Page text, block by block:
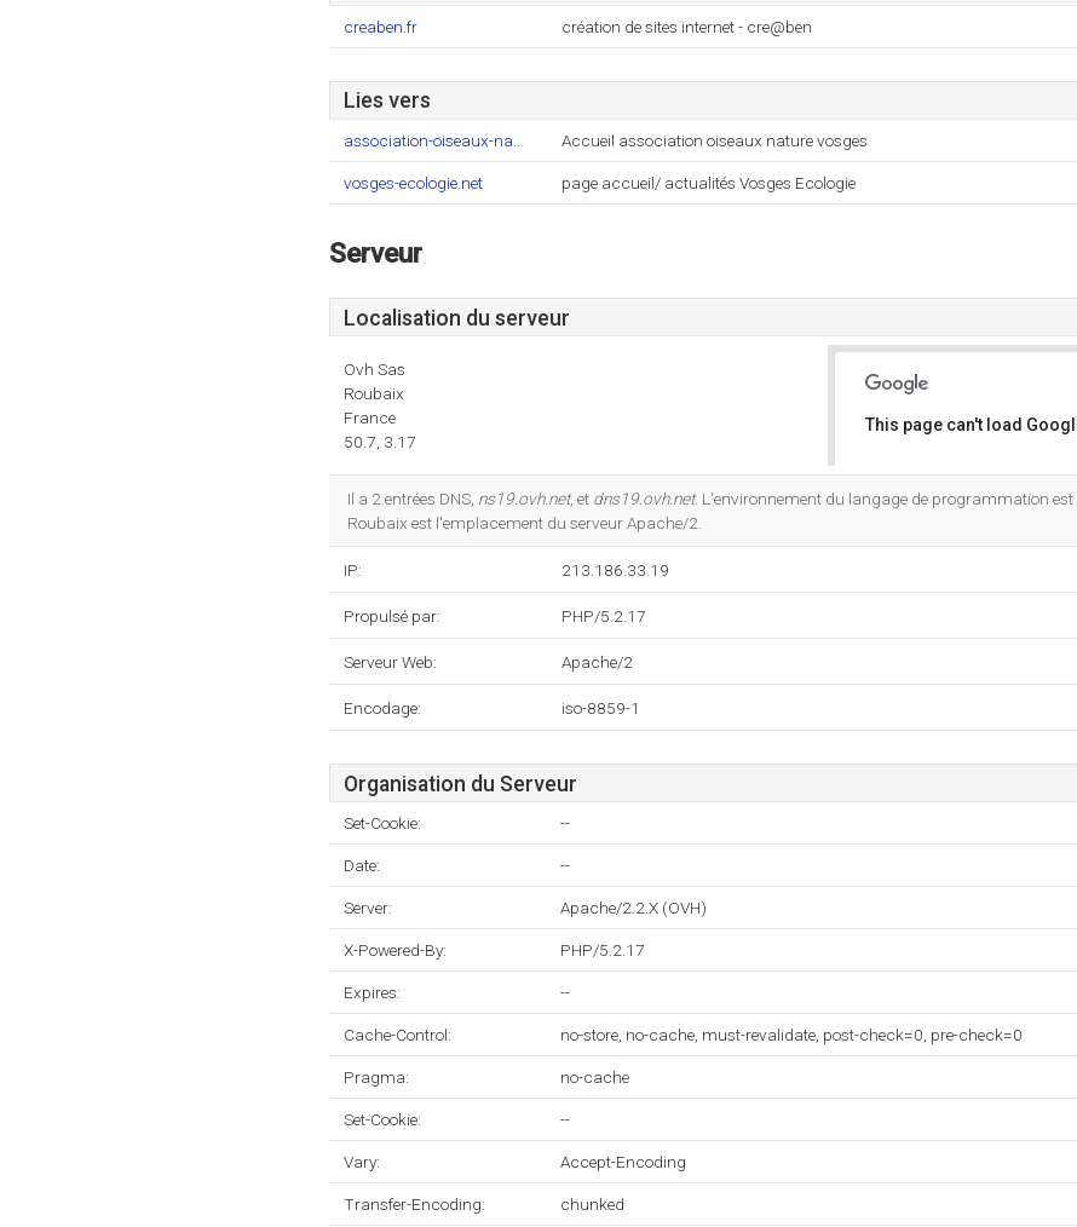
creaben.fr création de sites internet - cre@ben
Lies vers
association-oiseaux-na.. Accueil association oiseaux nature vosges
vosges-ecologie.net page accueil/ actualités Vosges Ecologie
Serveur
Localisation du serveur
Ovh Sas
Roubaix
France
50.7, 3.17
This page can't load
Il a 2 entrées DNS, ns19.ovh.net, et dns19.ovh.net. L'environnement du langage de programmation
Roubaix est l'emplacement du serveur Apache/2.
IP: 213.186.33.19
Propulsé par: PHP/5.2.17
Serveur Web: Apache/2
Encodage: iso-8859-1
Organisation du Serveur
Set-Cookie: --
Date: --
Server: Apache/2.2.X (OVH)
X-Powered-By: PHP/5.2.17
Expires: --
Cache-Control: no-store, no-cache, must-revalidate, post-check=0, pre-check=0
Pragma: no-cache
Set-Cookie: --
Vary: Accept-Encoding
Transfer-Encoding: chunked